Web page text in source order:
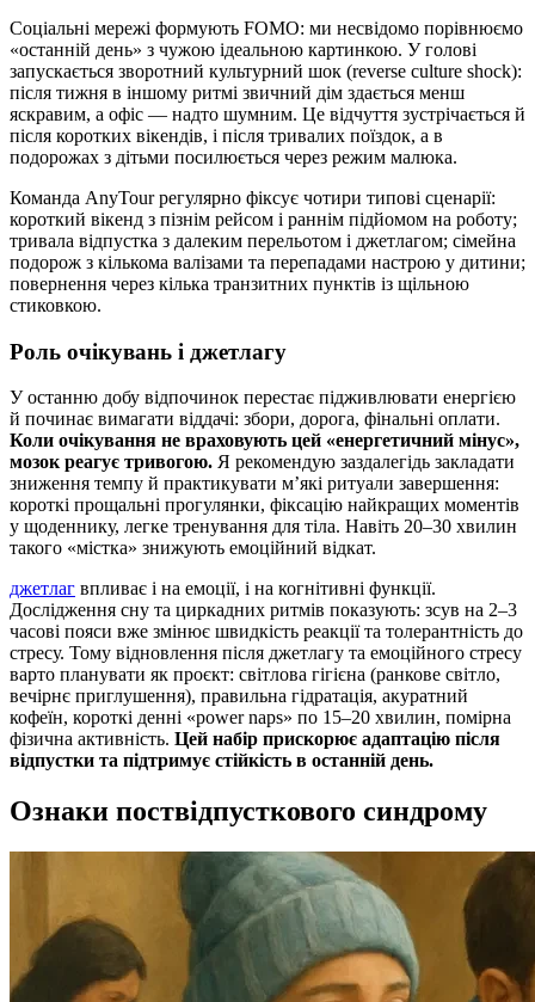
Соціальні мережі формують FOMO: ми несвідомо порівнюємо
«останній день» з чужою ідеальною картинкою. У голові
запускається зворотний культурний шок (reverse culture shock):
після тижня в іншому ритмі звичний дім здається менш
яскравим, а офіс — надто шумним. Це відчуття зустрічається й
після коротких вікендів, і після тривалих поїздок, а в
подорожах з дітьми посилюється через режим малюка.
Команда AnyTour регулярно фіксує чотири типові сценарії:
короткий вікенд з пізнім рейсом і раннім підйомом на роботу;
тривала відпустка з далеким перельотом і джетлагом; сімейна
подорож з кількома валізами та перепадами настрою у дитини;
повернення через кілька транзитних пунктів із щільною
стиковкою.
Роль очікувань і джетлагу
У останню добу відпочинок перестає підживлювати енергією
й починає вимагати віддачі: збори, дорога, фінальні оплати.
Коли очікування не враховують цей «енергетичний мінус»,
мозок реагує тривогою. Я рекомендую заздалегідь закладати
зниження темпу й практикувати м’які ритуали завершення:
короткі прощальні прогулянки, фіксацію найкращих моментів
у щоденнику, легке тренування для тіла. Навіть 20–30 хвилин
такого «містка» знижують емоційний відкат.
джетлаг впливає і на емоції, і на когнітивні функції.
Дослідження сну та циркадних ритмів показують: зсув на 2–3
часові пояси вже змінює швидкість реакції та толерантність до
стресу. Тому відновлення після джетлагу та емоційного стресу
варто планувати як проєкт: світлова гігієна (ранкове світло,
вечірнє приглушення), правильна гідратація, акуратний
кофеїн, короткі денні «power naps» по 15–20 хвилин, помірна
фізична активність. Цей набір прискорює адаптацію після
відпустки та підтримує стійкість в останній день.
Ознаки поствідпусткового синдрому